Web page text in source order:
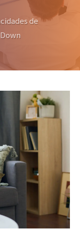
de